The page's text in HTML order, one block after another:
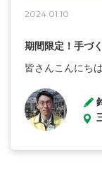
2024.01.10
期間限定！手づ
皆さんこんにち